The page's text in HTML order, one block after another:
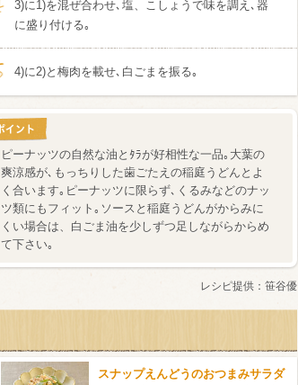
3)に1)を混ぜ合わせ､塩、こしょうで味を調え､器
に盛り付ける｡
4)に2)と梅肉を載せ､白ごまを振る｡
ピーナッツの自然な油とﾀﾗが好相性な一品｡大葉の
爽涼感が､もっちりした歯ごたえの稲庭うどんとよ
く合います｡ピーナッツに限らず､くるみなどのナッ
ツ類にもフィット｡ソースと稲庭うどんがからみに
くい場合は、白ごま油を少しずつ足しながらからめ
て下さい｡
レシピ提供： 笹谷優
スナップえんどうのおつまみサラダ